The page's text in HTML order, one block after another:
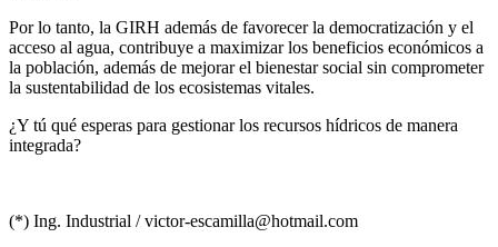
Por lo tanto, la GIRH además de favorecer la democratización y el
acceso al agua, contribuye a maximizar los beneficios económicos a
la población, además de mejorar el bienestar social sin comprometer
la sustentabilidad de los ecosistemas vitales.
¿Y tú qué esperas para gestionar los recursos hídricos de manera
integrada?
(*) Ing. Industrial / victor-escamilla@hotmail.com